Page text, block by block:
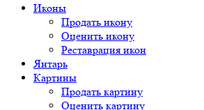
Иконы
Продать икону
Оценить икону
Реставрация икон
Янтарь
Картины
Продать картину
Оценить картину